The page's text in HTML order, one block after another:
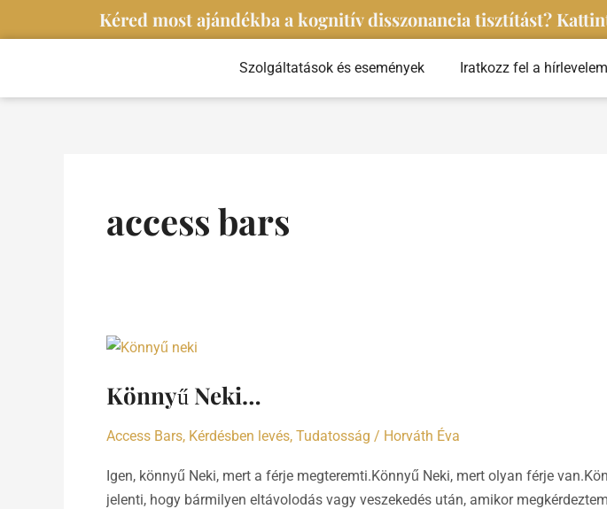
to
Kéred most ajándékba a kognitív disszonancia tisztítást?
Szolgáltatások és események Iratkozz fel a
access bars
Könnyű Neki…
Access Bars, Kérdésben levés, Tudatosság / Horváth Éva
Igen, könnyű Neki, mert a férje megteremti.Könnyű Neki, mert olyan férje
jelenti, hogy bármilyen eltávolodás vagy veszekedés után, amikor
Könnyű